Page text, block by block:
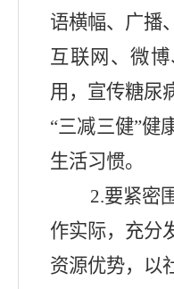
语横幅、 广播、
互联网 、 微博
用 ， 宣传糖尿
“三减三健”健
生活习惯。
2.要紧密
作实际， 充分
资源优势， 以